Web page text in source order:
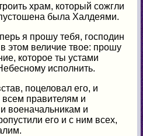
храм, который сожгли
была Халдеями.
я прошу тебя, господин
этом величие твое: прошу
которое ты устами
исполнить.
поцеловал его, и
правителям и
военачальникам и
его и с ним всех,